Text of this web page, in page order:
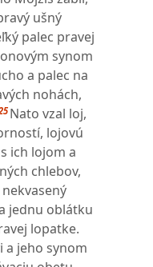
ušný
palec pravej
synom
a palec na
nohách,
Nato vzal loj,
lojovú
ich lojom a
chlebov,
jednu oblátku
lopatke.
a jeho synom